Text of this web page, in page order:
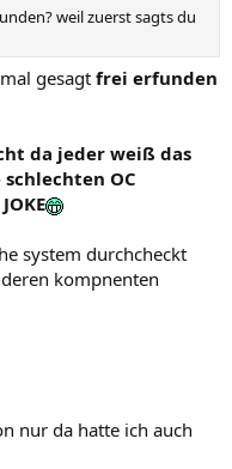
weil zuerst sagts du
gesagt frei erfunden
da jeder weiß das
OC
system durchcheckt
kompnenten
nur da hatte ich auch